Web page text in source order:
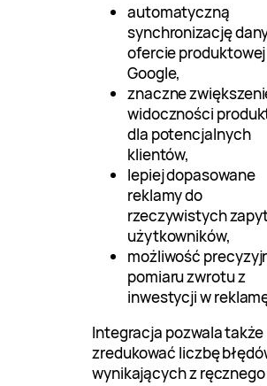
automatyczną
synchronizację
ofercie
Google,
znaczne
widoczności
dla potencjalnych
klientów,
lepiej dopasowane
reklamy do
rzeczywistych
użytkowników,
możliwość
pomiaru zwrotu z
inwestycji w
Integracja pozwala także
zredukować liczbę
wynikających z ręcznego